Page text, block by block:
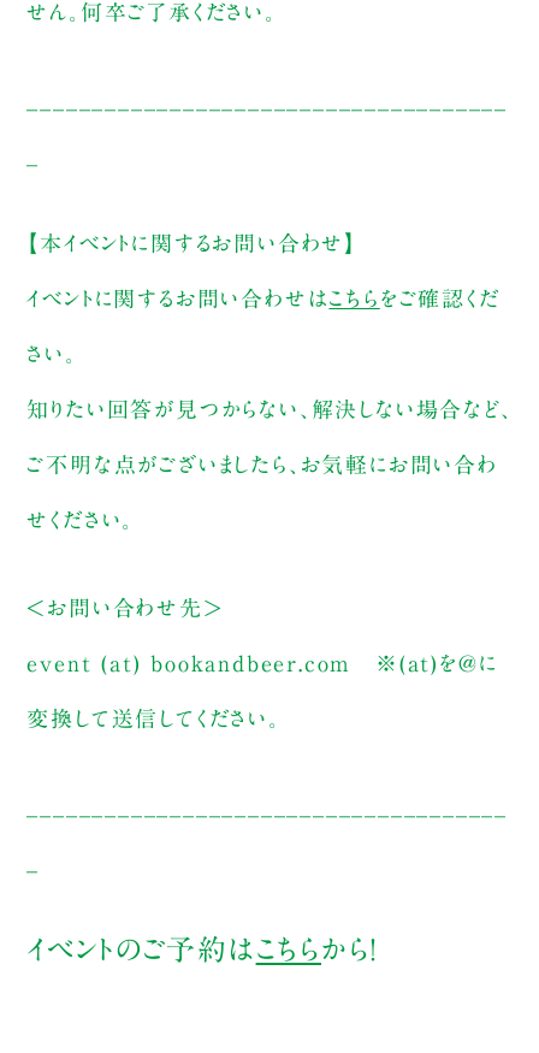
せん。何卒ご了承ください。
【本イベントに関するお問い合わせ】
イベントに関するお問い合わせはこちら をご確認くだ
さい。
知りたい回答が見つからない、解決しない場合など、
ご不明な点がございましたら、お気軽にお問い合わ
せください。
＜お問い合わせ先＞
event (at) bookandbeer.com ※(at)を@に
変換して送信してください。
イベントのご予約はこちらから！